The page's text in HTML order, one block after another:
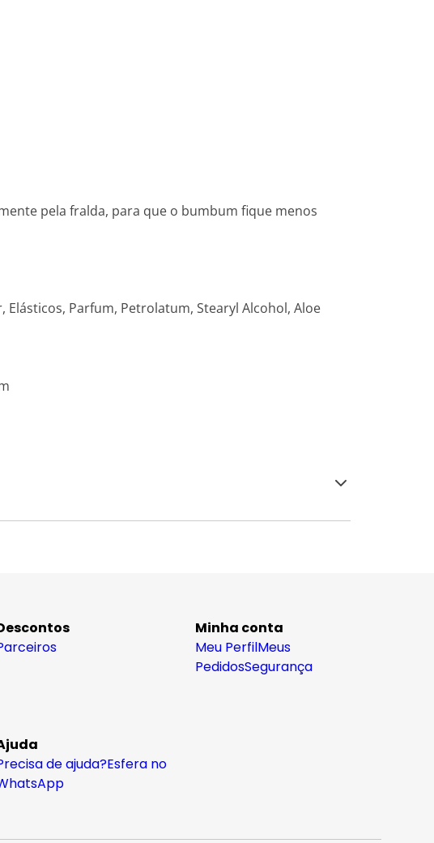
pela fralda, para que o bumbum fique menos
Parfum, Petrolatum, Stearyl Alcohol, Aloe
Minha conta
Meu PerfilMeus
PedidosSegurança
de ajuda?Esfera no